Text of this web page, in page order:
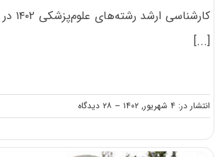
[...]
انتشار در: ۴ شهریور, ۱۴۰۲ -- ۲۸ دیدگاه
on
اعلام
کارشناسی